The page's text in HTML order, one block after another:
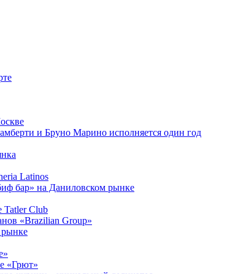
и Бруно Марино исполняется один год
Latinos
бар» на Даниловском рынке
Tatler Club
«Brazilian Group»
«Грют»